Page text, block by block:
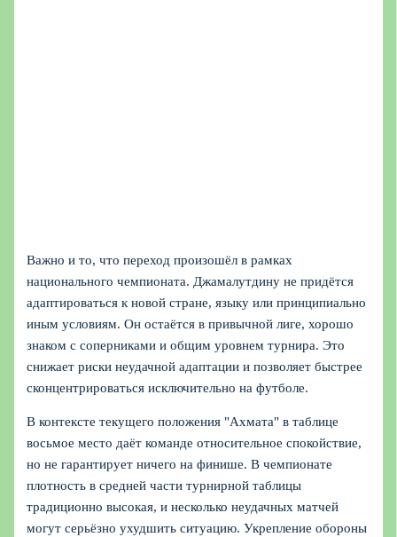
Важно и то, что переход произошёл в рамках
национального чемпионата. Джамалутдину не придётся
адаптироваться к новой стране, языку или принципиально
иным условиям. Он остаётся в привычной лиге, хорошо
знаком с соперниками и общим уровнем турнира. Это
снижает риски неудачной адаптации и позволяет быстрее
сконцентрироваться исключительно на футболе.
В контексте текущего положения "Ахмата" в таблице
восьмое место даёт команде относительное спокойствие,
но не гарантирует ничего на финише. В чемпионате
плотность в средней части турнирной таблицы
традиционно высокая, и несколько неудачных матчей
могут серьёзно ухудшить ситуацию. Укрепление обороны